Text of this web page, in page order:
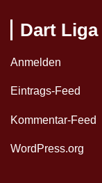
Dart
Anmelden
Eintrags-Feed
Kommentar-Feed
WordPress.org